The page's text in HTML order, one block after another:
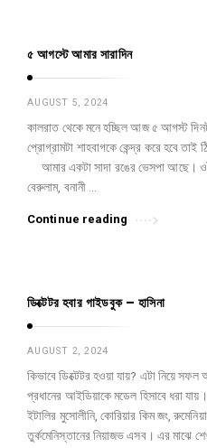
৫ আগস্টে আমার সারাদিন
AUGUST 5, 2024
কালরাত থেকে মনে হচ্ছিল আজ ৫ আগস্ট
প্রোগ্রামটা শাহবাগকে কেন্দ্র করে হবে তাই
আমার একটা সাদা রঙের ভেসপা আছে।
বেরুলাম, বনানী …
Continue reading
ডিক্টেটর হবার গাইডবুক – হাসিনা
AUGUST 2, 2024
কিভাবে ডিক্টেটর হওয়া যায়? এটা নিয়ে
প্রধানের আইডিয়াকে মডেল হিসাবে ধরা যায়।
ইটালির মুসোলীনি, কোরিয়ার কিম জং,
তুর্কমেনিস্তানের নিয়াজভ এসব। এর মাঝে শেখ